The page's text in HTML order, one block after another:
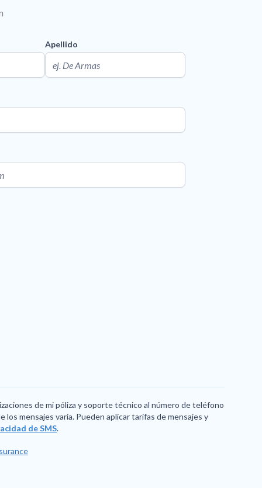
Apellido
de mi póliza y soporte técnico al número de teléfono
mensajes varía. Pueden aplicar tarifas de mensajes y
de SMS.